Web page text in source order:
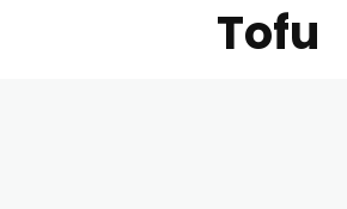
Marias
Tofu